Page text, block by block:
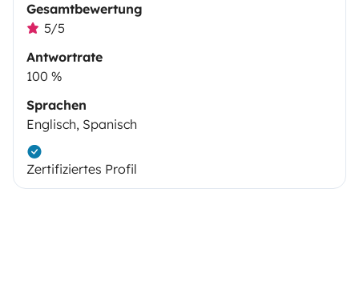
Gesamtbewertung
5/5
Antwortrate
100 %
Sprachen
Englisch, Spanisch
Zertifiziertes Profil